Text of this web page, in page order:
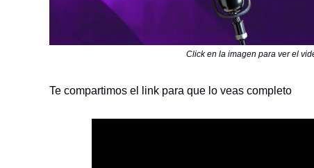
Click en la imagen para ver el
Te compartimos el link para que lo veas completo